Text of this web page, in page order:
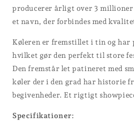
producerer årligt over 3 millioner
et navn, der forbindes med
Køleren er fremstillet i tin og har
hvilket gør den perfekt til store
Den fremstår let patineret med
køler der i den grad har historie
begivenheder. Et rigtigt
Specifikationer: